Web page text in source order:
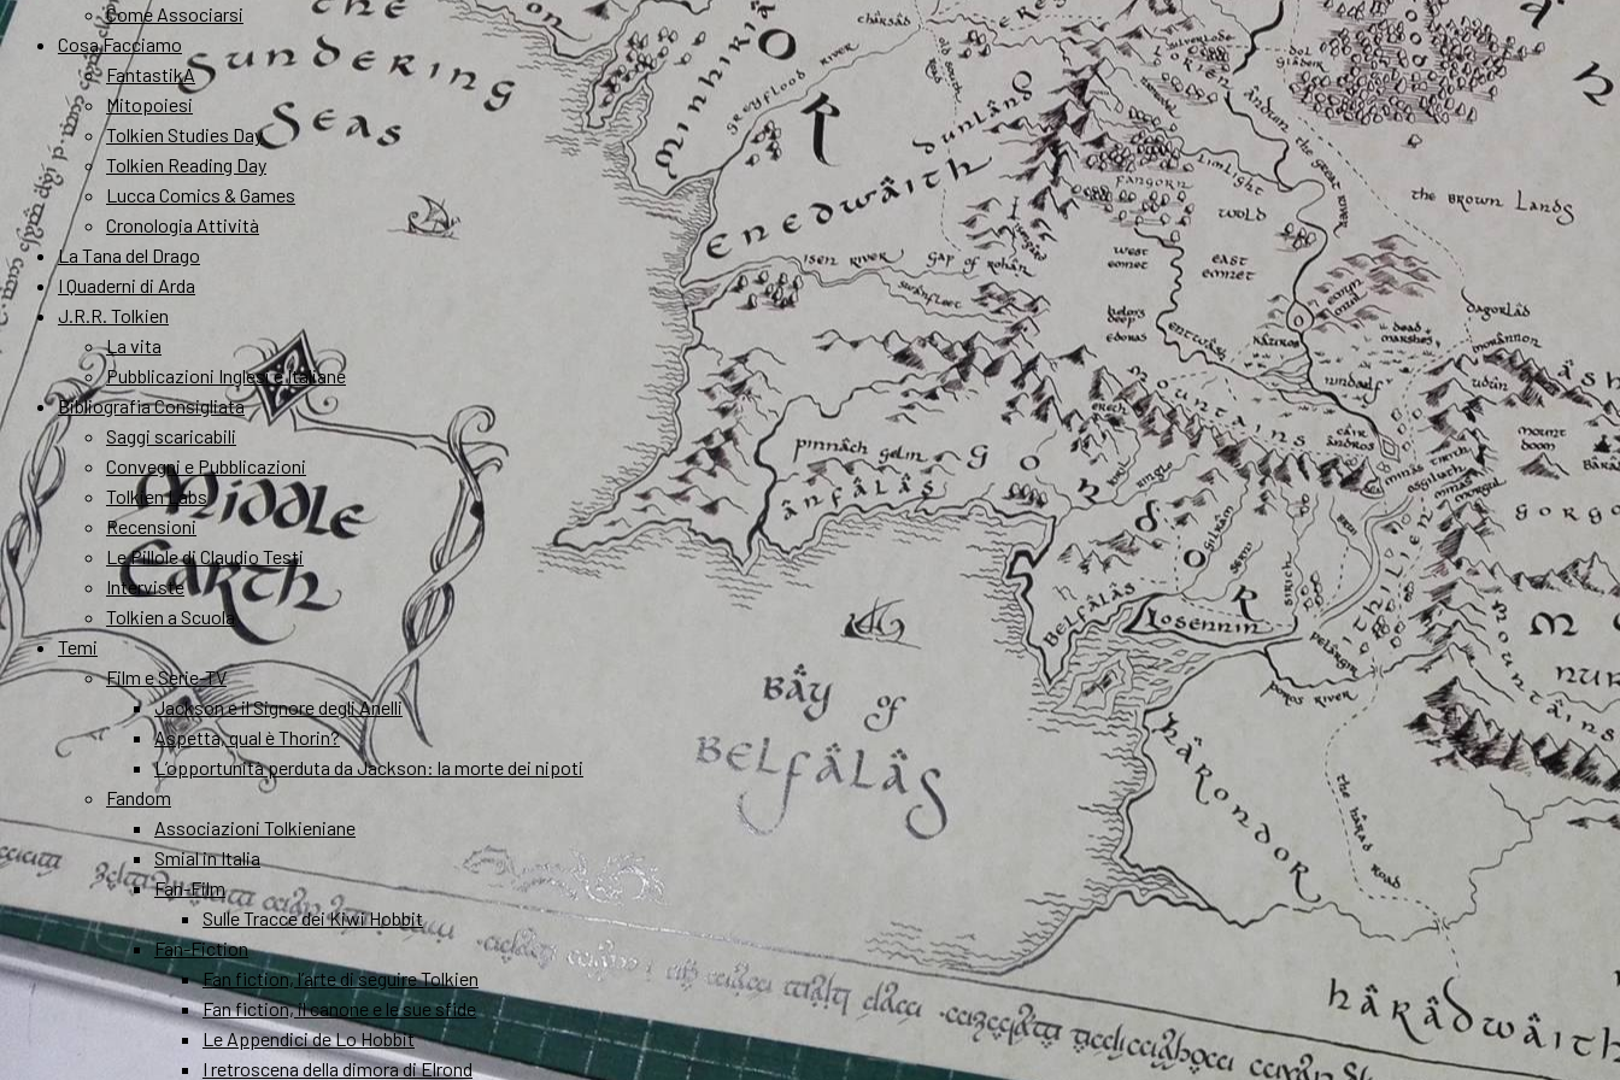
Come Associarsi
Cosa Facciamo
FantastikA
Mitopoiesi
Tolkien Studies Day
Tolkien Reading Day
Lucca Comics & Games
Cronologia Attività
La Tana del Drago
I Quaderni di Arda
J.R.R. Tolkien
La vita
Pubblicazioni Inglesi e Italiane
Bibliografia Consigliata
Saggi scaricabili
Convegni e Pubblicazioni
Tolkien Labs
Recensioni
Le Pillole di Claudio Testi
Interviste
Tolkien a Scuola
Temi
Film e Serie-TV
Jackson e il Signore degli Anelli
Aspetta, qual è Thorin?
L’opportunità perduta da Jackson: la morte dei nipoti
Fandom
Associazioni Tolkieniane
Smial in Italia
Fan-Film
Sulle Tracce dei Kiwi Hobbit
Fan-Fiction
Fan fiction, l’arte di seguire Tolkien
Fan fiction, il canone e le sue sfide
Le Appendici de Lo Hobbit
I retroscena della dimora di Elrond